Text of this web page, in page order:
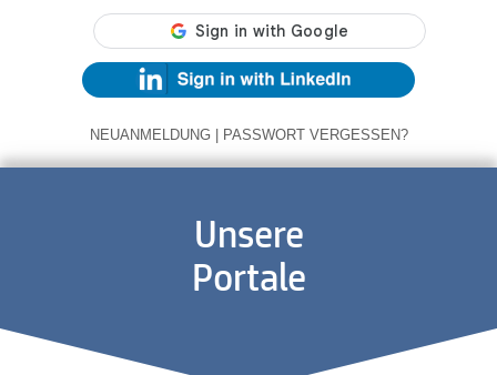
NEUANMELDUNG | PASSWORT VERGESSEN?
Unsere
Portale